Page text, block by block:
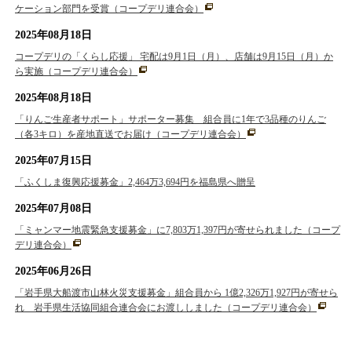
ケーション部門を受賞（コープデリ連合会）
2025年08月18日
コープデリの「くらし応援」 宅配は9月1日（月）、店舗は9月15日（月）か
ら実施（コープデリ連合会）
2025年08月18日
「りんご生産者サポート」サポーター募集 組合員に1年で3品種のりんご
（各3キロ）を産地直送でお届け（コープデリ連合会）
2025年07月15日
「ふくしま復興応援募金」2,464万3,694円を福島県へ贈呈
2025年07月08日
「ミャンマー地震緊急支援募金」に7,803万1,397円が寄せられました（コープ
デリ連合会）
2025年06月26日
「岩手県大船渡市山林火災支援募金」組合員から 1億2,326万1,927円が寄せら
れ 岩手県生活協同組合連合会にお渡ししました（コープデリ連合会）